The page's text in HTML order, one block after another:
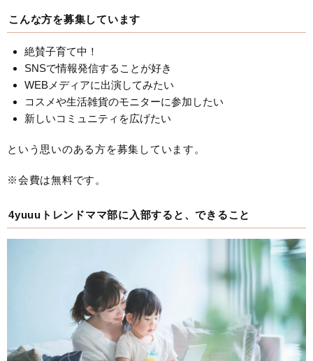
こんな方を募集しています
絶賛子育て中！
SNSで情報発信することが好き
WEBメディアに出演してみたい
コスメや生活雑貨のモニターに参加したい
新しいコミュニティを広げたい
という思いのある方を募集しています。
※会費は無料です。
4yuuuトレンドママ部に入部すると、できること